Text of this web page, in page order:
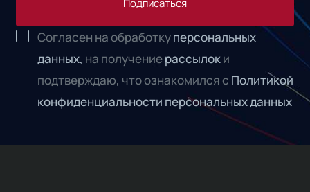
Согласен на обработкуперсональных
данных, на получениерассылоки
подтверждаю, что ознакомился с Политикой
конфиденциальности персональных данных